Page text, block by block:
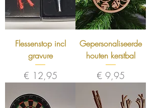
Flessenstop incl
gravure
Prijs
€ 12,95
Gepersonaliseerde
houten kerstbal
Prijs
€ 9,95